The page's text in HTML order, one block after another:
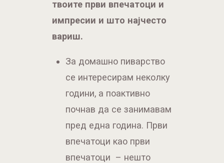
пред една година. Први
впечатоци као први
впечатоци – нешто
испаѓа, нешто не – ама,
дефинитивно вреди
целата приказна баш за
тие што испаѓаат.